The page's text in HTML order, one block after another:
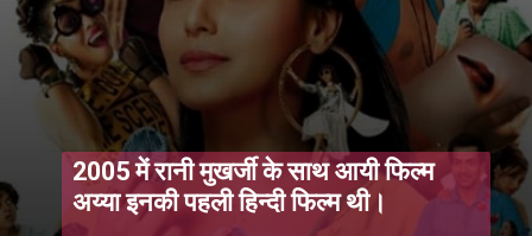
2005 में रानी मुखर्जी के साथ आयी फिल्म
अय्या इनकी पहली हिन्दी फिल्म थी।